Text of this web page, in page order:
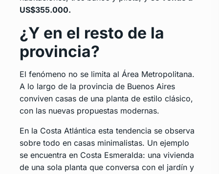
US$355.000.
¿Y en el resto de la
provincia?
El fenómeno no se limita al Área Metropolitana.
A lo largo de la provincia de Buenos Aires
conviven casas de una planta de estilo clásico,
con las nuevas propuestas modernas.
En la Costa Atlántica esta tendencia se observa
sobre todo en casas minimalistas. Un ejemplo
se encuentra en Costa Esmeralda: una vivienda
de una sola planta que conversa con el jardín y